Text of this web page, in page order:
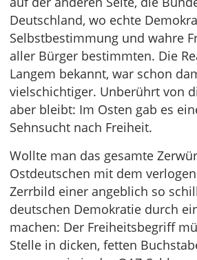
Deutschland, wo echte
Selbstbestimmung und wahre
aller Bürger bestimmten. Die
Langem bekannt, war schon
vielschichtiger. Unberührt von
aber bleibt: Im Osten gab es
Sehnsucht nach Freiheit.
Wollte man das gesamte
Ostdeutschen mit dem
Zerrbild einer angeblich so
deutschen Demokratie durch
machen: Der Freiheitsbegriff
Stelle in dicken, fetten